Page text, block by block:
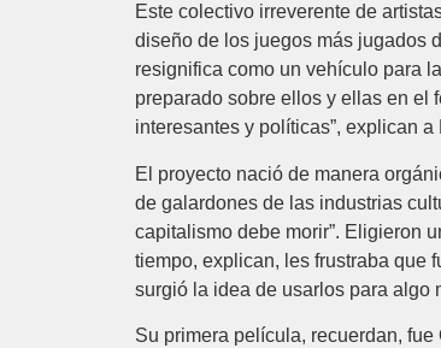
Este colectivo irreverente de
diseño de los juegos más jugados
resignifica como un vehículo para
preparado sobre ellos y ellas en el
interesantes y políticas”, explican a
El proyecto nació de manera
de galardones de las industrias
capitalismo debe morir”. Eligieron
tiempo, explican, les frustraba que
surgió la idea de usarlos para algo
Su primera película, recuerdan,